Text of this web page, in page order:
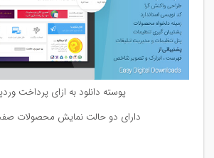
پوسته دانلود به ازای پرداخت
دارای دو حالت نمایش محصولات